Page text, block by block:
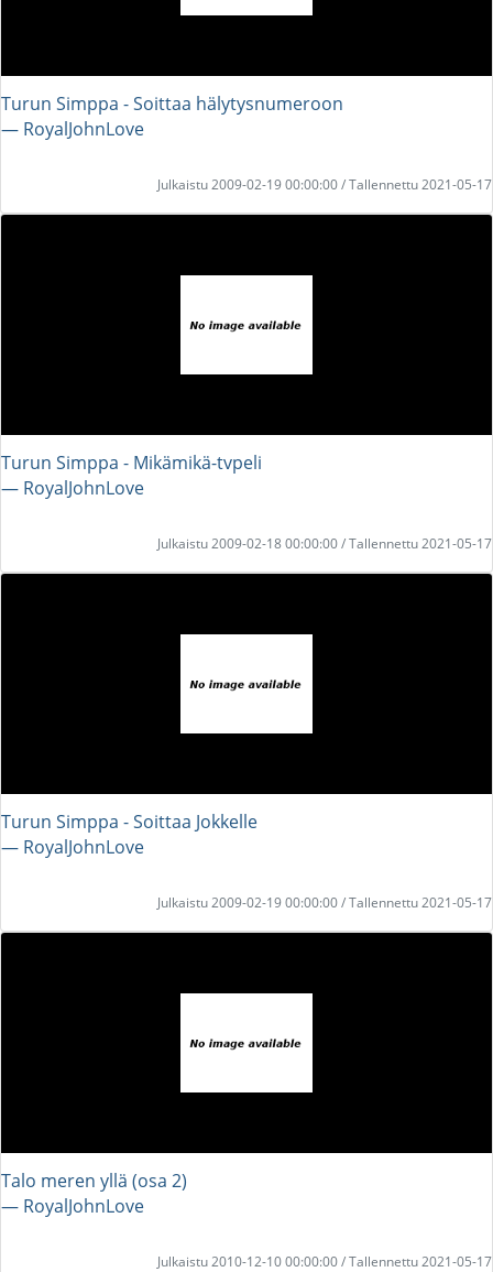
Turun Simppa - Soittaa hälytysnumeroon
― RoyalJohnLove
Julkaistu 2009-02-19 00:00:00 / Tallennettu 2021-05-17
Turun Simppa - Mikämikä-tvpeli
― RoyalJohnLove
Julkaistu 2009-02-18 00:00:00 / Tallennettu 2021-05-17
Turun Simppa - Soittaa Jokkelle
― RoyalJohnLove
Julkaistu 2009-02-19 00:00:00 / Tallennettu 2021-05-17
Talo meren yllä (osa 2)
― RoyalJohnLove
Julkaistu 2010-12-10 00:00:00 / Tallennettu 2021-05-17